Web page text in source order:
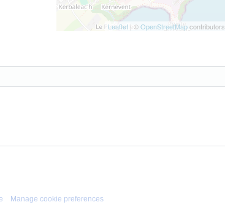
Leaflet | ©OpenStreetMapcontributors
Manage cookie preferences